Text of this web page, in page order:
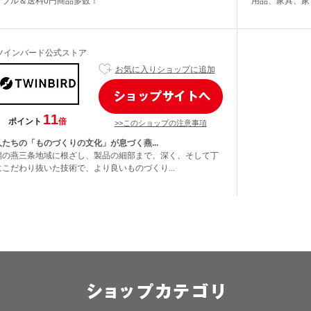
インバード公式ストア
ポイント 11倍
お気に入りショップに追加
>>このショップの注意事項
たちの「ものづくりの文化」が息づく燕...
の燕三条地域に根ざし、製品の細部まで、深く、そして丁
こだわり抜いた技術で、より良いものづくり...